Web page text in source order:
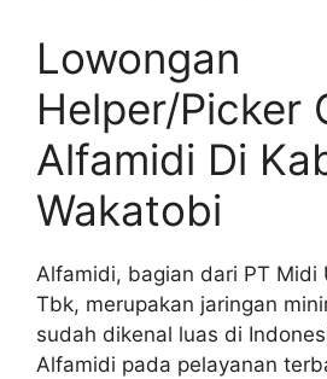
Lowongan
Helper/Picker
Alfamidi Di
Wakatobi
Alfamidi, bagian dari PT Midi
Tbk, merupakan jaringan
sudah dikenal luas di
Alfamidi pada pelayanan